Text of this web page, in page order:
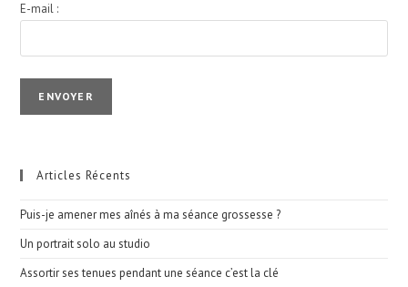
E-mail :
Articles Récents
Puis-je amener mes aînés à ma séance grossesse ?
Un portrait solo au studio
Assortir ses tenues pendant une séance c’est la clé